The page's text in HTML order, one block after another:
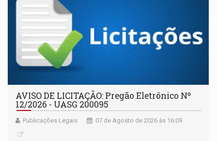
AVISO DE LICITAÇÃO: Pregão Eletrônico Nº
12/2026 - UASG 200095
Publicações Legais 07 de Agosto de 2026 às 16:09